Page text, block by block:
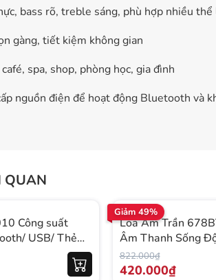
bass rõ, treble sáng, phù hợp nhiều thể
gàng, tiết kiệm không gian
spa, shop, phòng học, gia đình
nguồn điện để hoạt động Bluetooth và
QUAN
Công suất
USB/ Thẻ
Giảm 49%
Loa Âm Trần
Âm Thanh Sống
Dàng, Dùng Cho
Phòng, Spa
822.000₫
420.000₫